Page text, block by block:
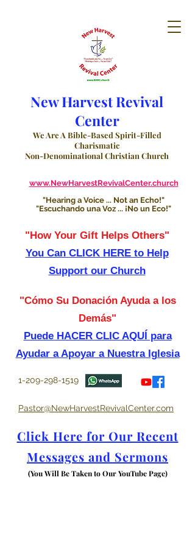
New Harvest Revival
Center
We Are A Bible-Based Spirit-Filled
Charismatic
Non-Denominational Christian Church
www.NewHarvestRevivalCenter.church
"Hearing a Voice ... Not an Echo!"
"Escuchando una Voz ... ¡No un Eco!"
"How Your Gift Helps Others"
You Can CLICK HERE to Help
Support our Church
"Cómo Su Donación Ayuda a los
Demás"
Puede HACER CLIC AQUÍ para
Ayudar a Apoyar a Nuestra Iglesia
1-209-298-1519
Pastor@NewHarvestRevivalCenter.com
Click Here for Our Recent
Messages and Sermons
(You Will Be Taken to Our YouTube Page)